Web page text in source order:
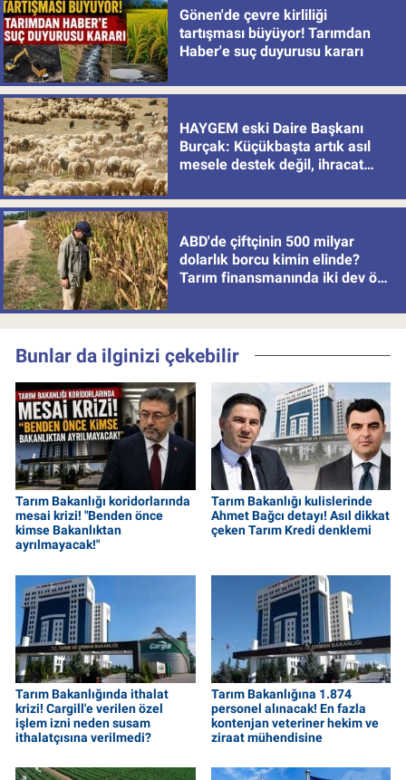
Gönen'de çevre kirliliği
tartışması büyüyor! Tarımdan
Haber'e suç duyurusu kararı
HAYGEM eski Daire Başkanı
Burçak: Küçükbaşta artık asıl
mesele destek değil, ihracat
ABD'de çiftçinin 500 milyar
dolarlık borcu kimin elinde?
Tarım finansmanında iki dev öne
Bunlar da ilginizi çekebilir
Tarım Bakanlığı koridorlarında
mesai krizi! "Benden önce
kimse Bakanlıktan
ayrılmayacak!"
Tarım Bakanlığı kulislerinde
Ahmet Bağcı detayı! Asıl dikkat
çeken Tarım Kredi denklemi
Tarım Bakanlığında ithalat
krizi! Cargill'e verilen özel
işlem izni neden susam
ithalatçısına verilmedi?
Tarım Bakanlığına 1.874
personel alınacak! En fazla
kontenjan veteriner hekim ve
ziraat mühendisine